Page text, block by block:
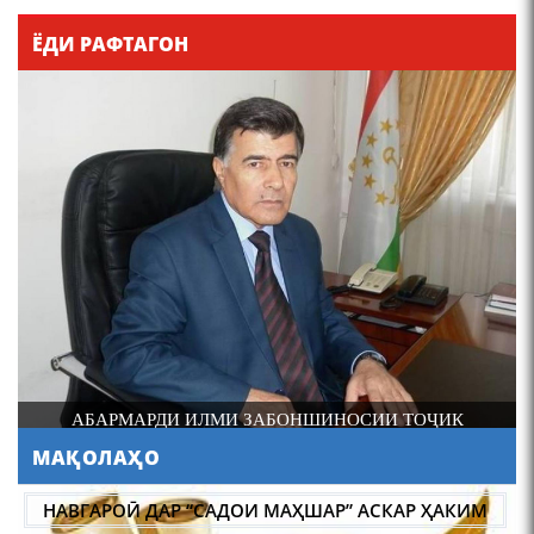
Қадамҷо - Лоҳутӣ
4-уми декабр- зодрӯзи
шоири абадзинда Абулқосим
Лоҳутӣ
АБУЛҚОСИМ ЛОҲУТӢ /
ABULQOSIM LOHUTY/
ЁДИ РАФТАГОН
АБАРМАРДИ ИЛМИ ЗАБОНШИНОСИИ ТОҶИК
МАҚОЛАҲО
НАВГАРОӢ ДАР “САДОИ МАҲШАР” АСКАР ҲАКИМ